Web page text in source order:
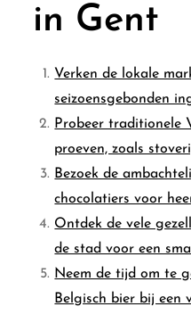
in Gent
Verken de lokale
seizoensgebonden
Probeer traditionele
proeven, zoals
Bezoek de
chocolatiers voor
Ontdek de vele
de stad voor een
Neem de tijd om te
Belgisch bier bij een